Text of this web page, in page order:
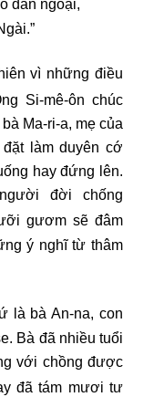
dân ngoại,
vì những điều
Si-mê-ôn chúc
Ma-ri-a, mẹ của
làm duyên cớ
hay đứng lên.
đời chống
gươm sẽ đâm
ý nghĩ từ thâm
là bà An-na, con
Bà đã nhiều tuổi
với chồng được
đã tám mươi tư